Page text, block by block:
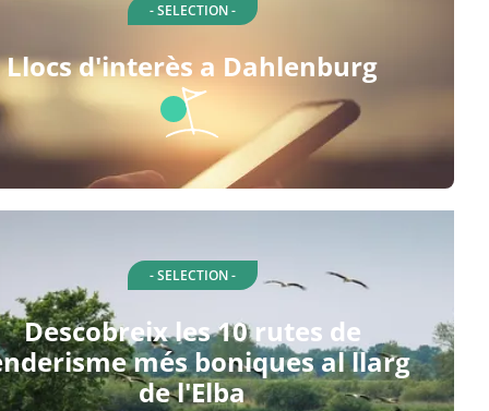
- SELECTION -
Llocs d'interès a Dahlenburg
- SELECTION -
Descobreix les 10 rutes de
més boniques al llarg
de l'Elba